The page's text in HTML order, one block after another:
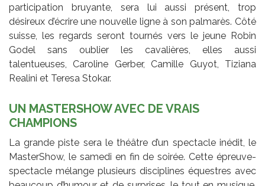
participation bruyante, sera lui aussi présent, trop
désireux d’écrire une nouvelle ligne à son palmarès. Côté
suisse, les regards seront tournés vers le jeune Robin
Godel sans oublier les cavalières, elles aussi
talentueuses, Caroline Gerber, Camille Guyot, Tiziana
Realini et Teresa Stokar.
UN MASTERSHOW AVEC DE VRAIS
CHAMPIONS
La grande piste sera le théâtre d’un spectacle inédit, le
MasterShow, le samedi en fin de soirée. Cette épreuve-
spectacle mélange plusieurs disciplines équestres avec